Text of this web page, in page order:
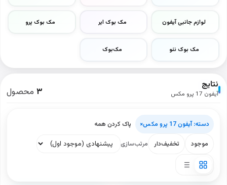
لوازم جانبی آیفون مک بوک ایر مک بوک پرو
مک بوک نئو مک‌بوک
نتایج
آیفون 17 پرو مکس ۳ محصول
دسته: آیفون 17 پرو مکس ×
پاک کردن همه
موجود
تخفیف‌دار مرتب‌سازی